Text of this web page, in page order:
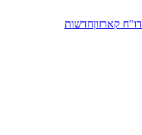
דו"ח קארזוןחדשות